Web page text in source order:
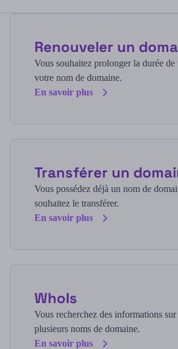
Renouveler un
Vous souhaitez prolonger la durée
votre nom de domaine.
En savoir plus
Transférer un
Vous possédez déjà un nom de
souhaitez le transférer.
En savoir plus
WhoIs
Vous recherchez des informations
plusieurs noms de domaine.
En savoir plus